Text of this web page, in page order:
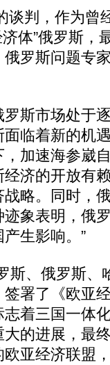
判，作为曾
体”俄罗斯，
罗斯问题专
斯市场处于
临着新的机
加速海参崴
济的开放有
略。同时，
象表明，俄
生影响。”
、俄罗斯、
署了《欧亚
志着三国一体
的进展，最
亚经济联盟